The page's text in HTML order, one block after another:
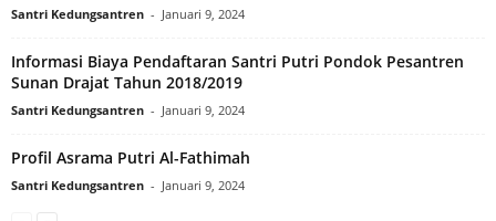
Santri Kedungsantren - Januari 9, 2024
Informasi Biaya Pendaftaran Santri Putri Pondok Pesantren
Sunan Drajat Tahun 2018/2019
Santri Kedungsantren - Januari 9, 2024
Profil Asrama Putri Al-Fathimah
Santri Kedungsantren - Januari 9, 2024